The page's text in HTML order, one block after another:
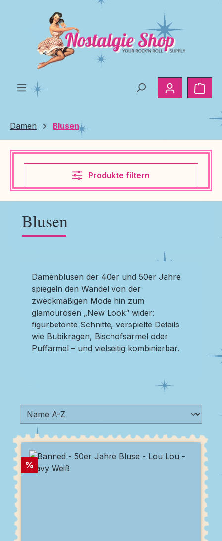
Zum Hauptinhalt springen
Damen Blusen
Produkte filtern
Blusen
Damenblusen der 40er und 50er Jahre
spiegeln den Wandel von der
zweckmäßigen Mode hin zum
glamourösen „New Look“ wider:
figurbetonte Schnitte, verspielte Details
wie Bubikragen, Bischofsärmel oder
Puffärmel – und vielseitig kombinierbar.
Rabatt
%